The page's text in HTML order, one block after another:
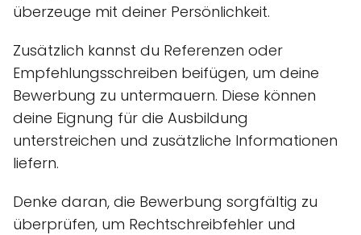
überzeuge mit deiner Persönlichkeit.
Zusätzlich kannst du Referenzen oder
Empfehlungsschreiben beifügen, um deine
Bewerbung zu untermauern. Diese können
deine Eignung für die Ausbildung
unterstreichen und zusätzliche Informationen
liefern.
Denke daran, die Bewerbung sorgfältig zu
überprüfen, um Rechtschreibfehler und